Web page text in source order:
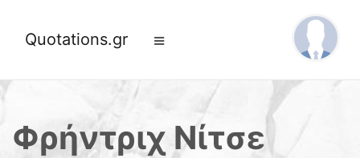
Quotations.gr
Φρήντριχ Νίτσε